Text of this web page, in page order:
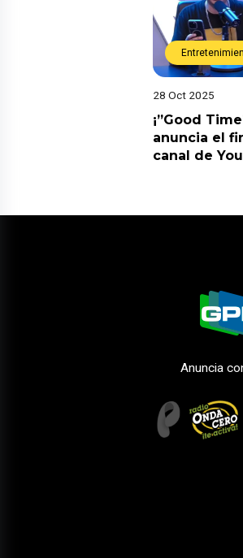
28 Oct 2025
¡”Good
anuncia el
canal de
Anuncia